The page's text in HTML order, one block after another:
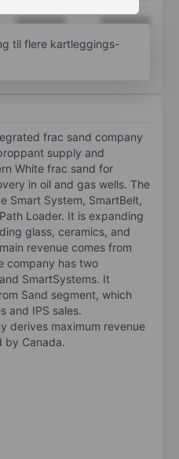
XXXXXXX
XXXXXXX
til flere kartleggings-
frac sand company
supply and
White frac sand for
in oil and gas wells. The
Smart System, SmartBelt,
Loader. It is expanding
glass, ceramics, and
revenue comes from
company has two
SmartSystems. It
Sand segment, which
and IPS sales.
derives maximum revenue
by Canada.